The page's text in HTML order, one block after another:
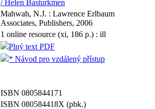
/ Helen Basturkmen
Mahwah, N.J. : Lawrence Erlbaum
Associates, Publishers, 2006
1 online resource (xi, 186 p.) : ill
Plný text PDF
* Návod pro vzdálený přístup
ISBN 0805844171
ISBN 080584418X (pbk.)